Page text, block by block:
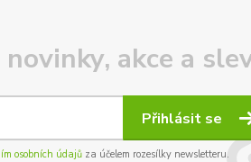
akce a
Přihlásit se
osobních údajůza účelem rozesílky newsletteru.